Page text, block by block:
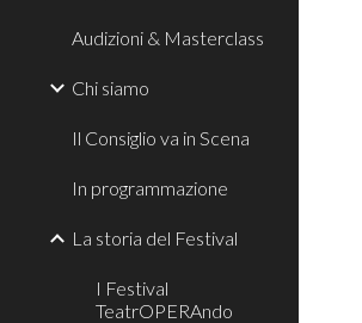
Audizioni & Masterclass
Chi siamo
Il Consiglio va in Scena
In programmazione
La storia del Festival
I Festival
TeatrOPERAndo